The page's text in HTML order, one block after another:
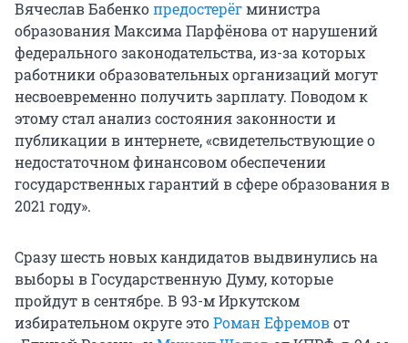
Вячеслав Бабенкопредостерёгминистра
образования Максима Парфёнова от нарушений
федерального законодательства, из-за которых
работники образовательных организаций могут
несвоевременно получить зарплату. Поводом к
этому стал анализ состояния законности и
публикации в интернете, «свидетельствующие о
недостаточном финансовом обеспечении
государственных гарантий в сфере образования в
2021 году».
Сразу шесть новых кандидатов выдвинулись на
выборы в Государственную Думу, которые
пройдут в сентябре. В 93-м Иркутском
избирательном округе этоРоман Ефремовот